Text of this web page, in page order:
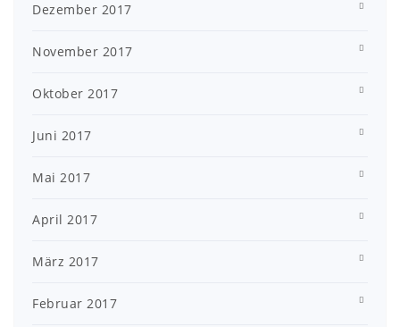
Dezember 2017
November 2017
Oktober 2017
Juni 2017
Mai 2017
April 2017
März 2017
Februar 2017